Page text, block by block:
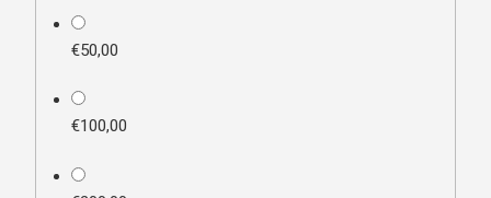
€50,00
€100,00